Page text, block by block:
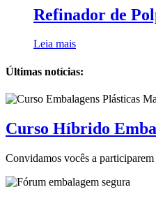
Refinador de
Leia mais
Últimas notícias:
Curso Híbrido
Convidamos vocês a